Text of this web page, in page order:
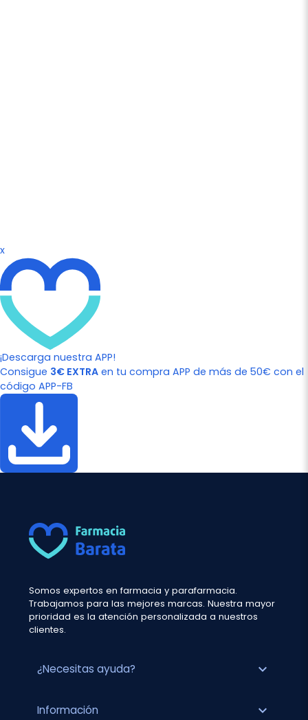
x
¡Descarga nuestra APP!
Consigue 3€ EXTRA en tu compra APP de más de 50€ con el
código APP-FB
Somos expertos en farmacia y parafarmacia.
Trabajamos para las mejores marcas. Nuestra mayor
prioridad es la atención personalizada a nuestros
clientes.
¿Necesitas ayuda? expand_more
Información expand_more